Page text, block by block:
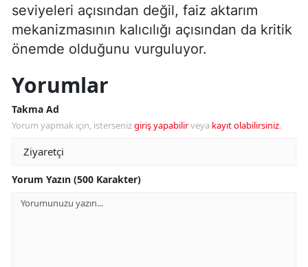
seviyeleri açısından değil, faiz aktarım
mekanizmasının kalıcılığı açısından da kritik
önemde olduğunu vurguluyor.
Yorumlar
Takma Ad
Yorum yapmak için, istersenizgiriş yapabilirveya kayıt olabilirsiniz.
Yorum Yazın (500 Karakter)